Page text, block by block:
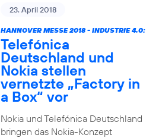
23. April 2018
HANNOVER MESSE 2018 - INDUSTRIE 4.0:
Telefónica
Deutschland und
Nokia stellen
vernetzte „Factory in
a Box“ vor
Nokia und Telefónica Deutschland
bringen das Nokia-Konzept